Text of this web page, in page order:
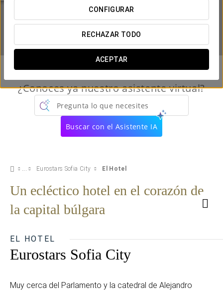
CONFIGURAR
RECHAZAR TODO
ACEPTAR
¿CUÁNDO QUIERES IR?
¿Conoces ya nuestro asistente virtual?
Pregunta lo que necesites
Buscar con el Asistente IA
Eurostars Sofia City El Hotel
Un ecléctico hotel en el corazón de
la capital búlgara
EL HOTEL
Eurostars Sofia City
Muy cerca del Parlamento y la catedral de Alejandro